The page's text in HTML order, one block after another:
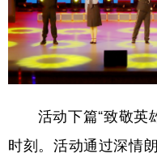
活动下篇“致敬英
时刻。活动通过深情